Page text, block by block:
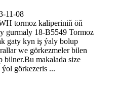
11-08
tormoz kaliperiniň öň
gurmaly 18-B5549 Tormoz
gaty kyn iş ýaly bolup
we görkezmeler bilen
bilner.Bu makalada size
görkezeris ...